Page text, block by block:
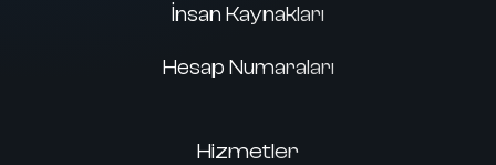
İnsan Kaynakları
Hesap Numaraları
Hizmetler